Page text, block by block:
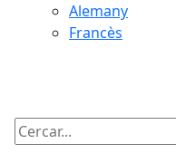
Alemany
Francès
Cercar: